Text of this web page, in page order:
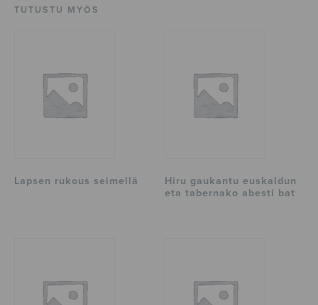
TUTUSTU MYÖS
Lapsen rukous seimellä
Hiru gaukantu euskaldun
eta tabernako abesti bat